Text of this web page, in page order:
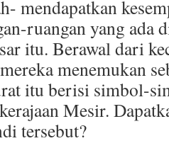
mendapatkan
ruangan yang ada
itu. Berawal dari
menemukan
itu berisi simbol-
Mesir.
tersebut?